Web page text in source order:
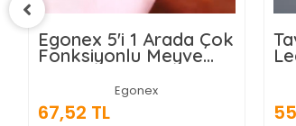
Tavan Tipi Vantilatör
Led 6 Kanatlı
Egonex
556,06 TL